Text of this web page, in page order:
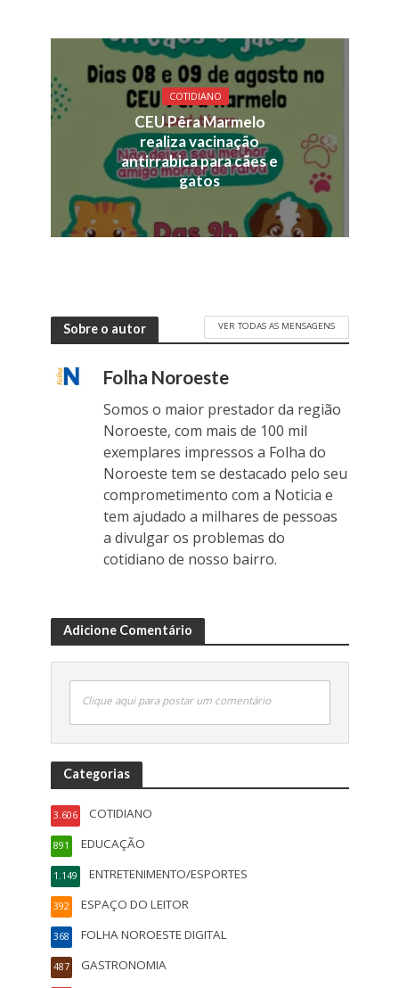
COTIDIANO
CEU Pêra Marmelo
realiza vacinação
antirrabica para cães e
gatos
Sobre o autor VER TODAS AS MENSAGENS
Folha Noroeste
Somos o maior prestador da região
Noroeste, com mais de 100 mil
exemplares impressos a Folha do
Noroeste tem se destacado pelo seu
comprometimento com a Noticia e
tem ajudado a milhares de pessoas
a divulgar os problemas do
cotidiano de nosso bairro.
Adicione Comentário
Clique aqui para postar um comentário
Categorias
COTIDIANO
3.606
EDUCAÇÃO
891
ENTRETENIMENTO/ESPORTES
1.149
ESPAÇO DO LEITOR
392
FOLHA NOROESTE DIGITAL
368
GASTRONOMIA
487